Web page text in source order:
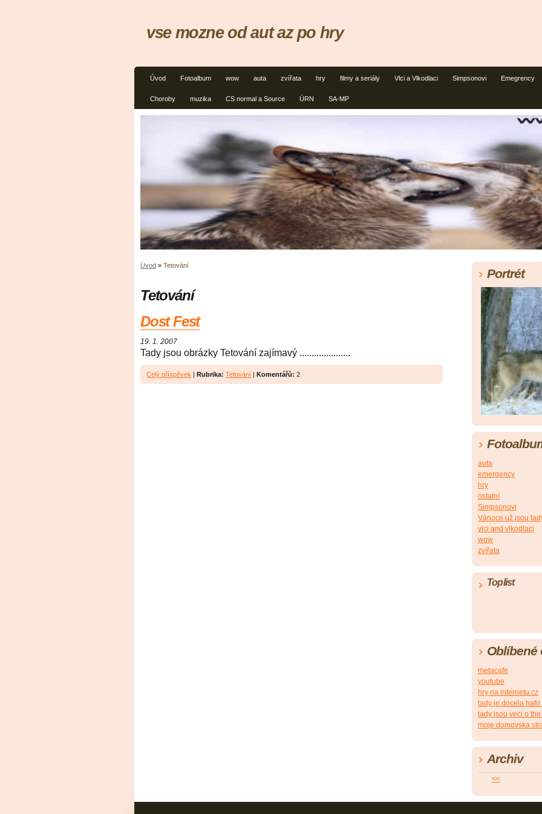
Úvod Fotoalbum wow auta zvířata hry filmy a seriály Vlci a Vlkodlaci Simpsonovi Emegrency
Choroby muzika CS normal a Source ÚRN SA-MP
vse mozne od aut az po hry
Úvod » Tetování
Tetování
Dost Fest
19. 1. 2007
Tady jsou obrázky Tetování zajímavý .....................
Celý příspěvek | Rubrika: Tetování | Komentářů: 2
Portrét
auta
emergency
hry
ostatní
Simpsonovi
Vánoce už jsou
vlci and vlkodlaci
wow
zvířata
Toplist
Oblíbené
metacafe
youtube
hry na internetu.cz
tady je docela hafo
tady jsou veci o
moje domovska
Archiv
<<